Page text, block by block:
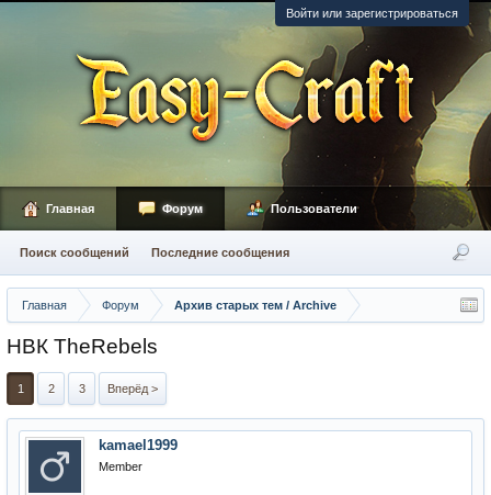
Войти или зарегистрироваться
Главная Форум Архив старых тем / Archive
НВК TheRebels
1 2 3 Вперёд >
kamael1999
Member
Главная Форум
Поиск сообщений Последние сообщения
Пользователи